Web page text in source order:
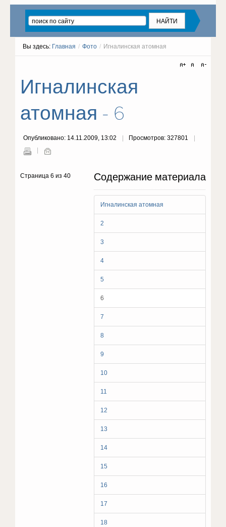
Вы здесь: Главная / Фото / Игналинская атомная
Игналинская
атомная - 6
Опубликовано: 14.11.2009, 13:02 Просмотров: 327801
Содержание материала
Игналинская атомная
2
3
4
5
6
7
8
9
10
11
12
13
14
15
16
17
18
Страница 6 из 40